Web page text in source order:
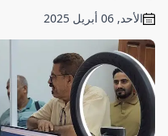
الأحد, 06 أبريل 2025